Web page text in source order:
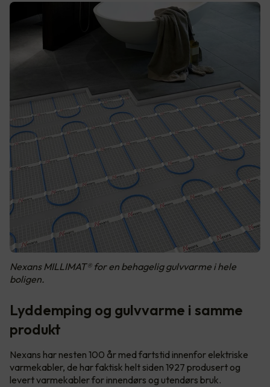
Nexans MILLIMAT® for en behagelig gulvvarme i hele
boligen.
Lyddemping og gulvvarme i samme
produkt
Nexans har nesten 100 år med fartstid innenfor elektriske
varmekabler, de har faktisk helt siden 1927 produsert og
levert varmekabler for innendørs og utendørs bruk.